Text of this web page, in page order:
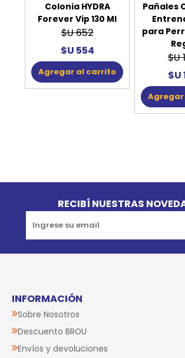
Colonia HYDRA
Forever Vip 130 Ml
$U 652
$U 554
Agregar al carrito
Pañales
para
$U
$U
RECIBÍ NUESTRAS
INFORMACIÓN
Sobre Nosotros
Descuento BROU
Envíos y devoluciones